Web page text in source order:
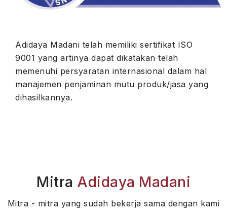
Adidaya Madani telah memiliki sertifikat ISO
9001 yang artinya dapat dikatakan telah
memenuhi persyaratan internasional dalam hal
manajemen penjaminan mutu produk/jasa yang
dihasilkannya.
Mitra Adidaya Madani
Mitra - mitra yang sudah bekerja sama dengan kami